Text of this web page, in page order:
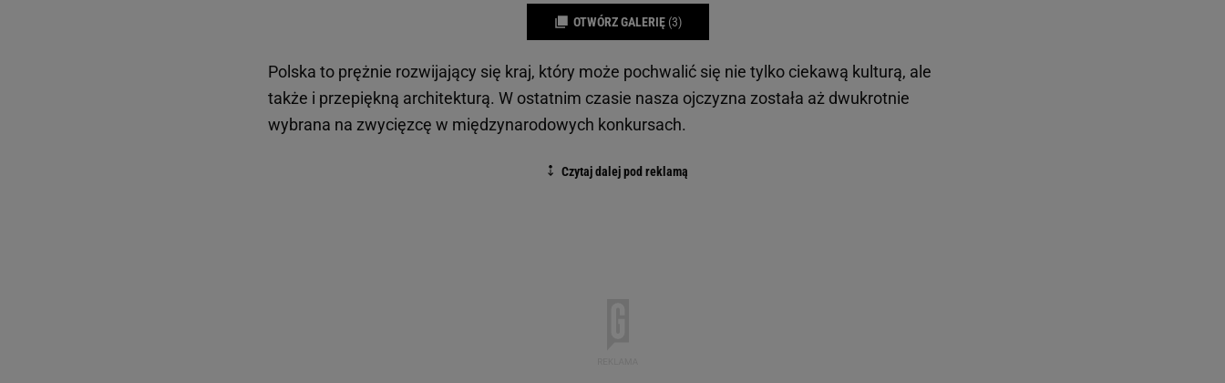
OTWÓRZ GALERIĘ (3)
Polska to prężnie rozwijający się kraj, który może pochwalić się nie tylko ciekawą kulturą, ale
także i przepiękną architekturą. W ostatnim czasie nasza ojczyzna została aż dwukrotnie
wybrana na zwycięzcę w międzynarodowych konkursach.